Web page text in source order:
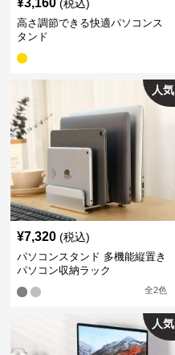
¥3,160 (税込)
高さ調節できる快適パソコンス
タンド
人気
¥7,320 (税込)
パソコンスタンド 多機能縦置き
パソコン収納ラック
全2色
人気